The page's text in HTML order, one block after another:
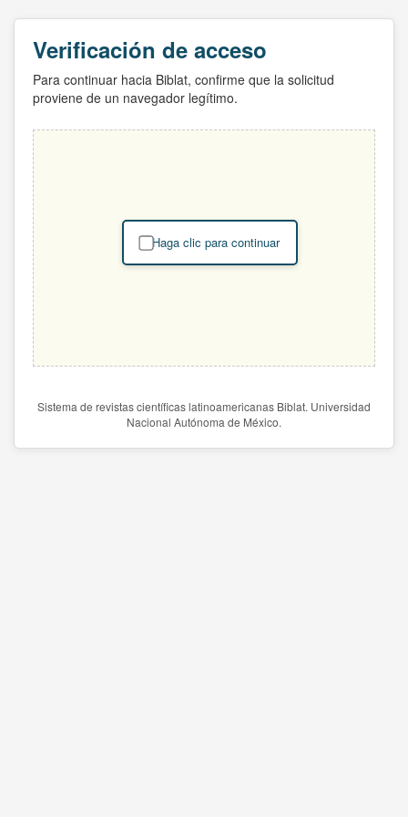
Verificación de acceso
Para continuar hacia Biblat, confirme que la solicitud
proviene de un navegador legítimo.
Haga clic para continuar
Sistema de revistas científicas latinoamericanas Biblat. Universidad
Nacional Autónoma de México.